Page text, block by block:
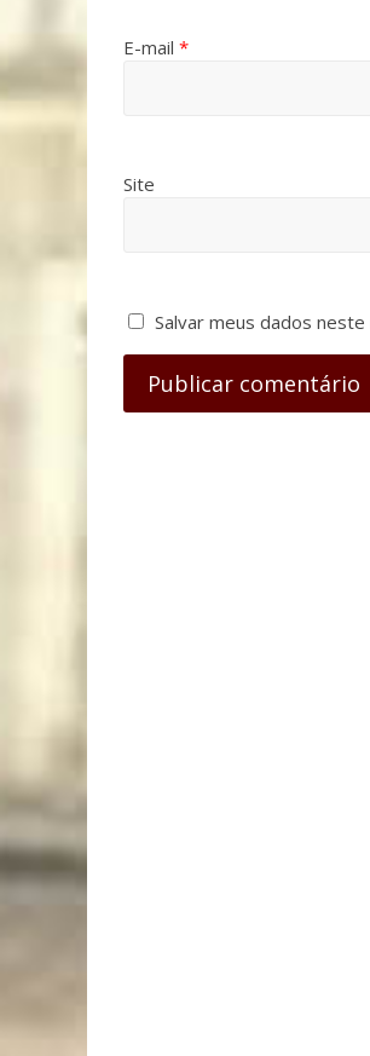
E-mail *
Site
Salvar meus dados